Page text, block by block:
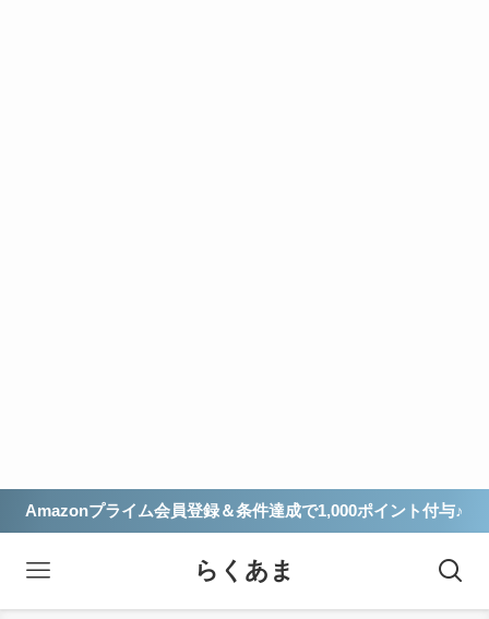
Amazonプライム会員登録＆条件達成で1,000ポイント付与♪
らくあま